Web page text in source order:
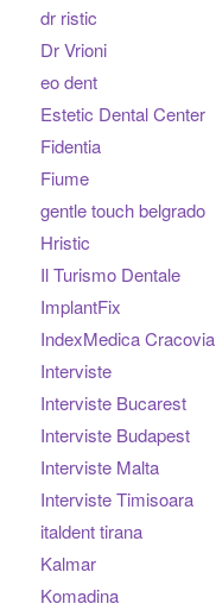
dr ristic
Dr Vrioni
eo dent
Estetic Dental Center
Fidentia
Fiume
gentle touch belgrado
Hristic
Il Turismo Dentale
ImplantFix
IndexMedica Cracovia
Interviste
Interviste Bucarest
Interviste Budapest
Interviste Malta
Interviste Timisoara
italdent tirana
Kalmar
Komadina